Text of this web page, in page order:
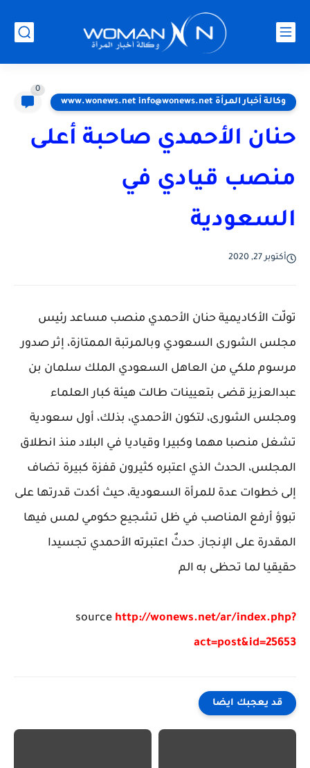
وكالة أخبار المرأة www.wonews.net info@wonews.net
0
حنان الأحمدي صاحبة أعلى
منصب قيادي في
السعودية
أكتوبر 27, 2020
تولّت الأكاديمية حنان الأحمدي منصب مساعد رئيس
مجلس الشورى السعودي وبالمرتبة الممتازة، إثر صدور
مرسوم ملكي من العاهل السعودي الملك سلمان بن
عبدالعزيز قضى بتعيينات طالت هيئة كبار العلماء
ومجلس الشورى، لتكون الأحمدي، بذلك، أول سعودية
تشغل منصبا مهما وكبيرا وقياديا في البلاد منذ انطلاق
المجلس، الحدث الذي اعتبره كثيرون قفزة كبيرة تضاف
إلى خطوات عدة للمرأة السعودية، حيث أكدت قدرتها على
تبوؤ أرفع المناصب في ظل تشجيع حكومي لمس فيها
المقدرة على الإنجاز. حدثٌ اعتبرته الأحمدي تجسيدا
حقيقيا لما تحظى به الم
source http://wonews.net/ar/index.php?
act=post&id=25653
قد يعجبك ايضا